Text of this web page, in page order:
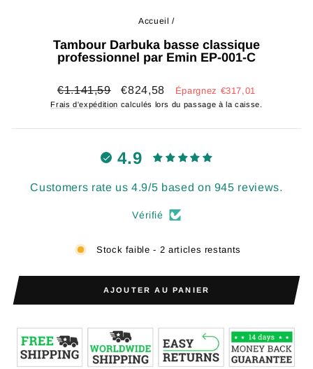
Accueil /
Tambour Darbuka basse classique
professionnel par Emin EP-001-C
Prix
régulier
€1.141,59
Prix
réduit
€824,58 Épargnez €317,01
Frais d'expédition calculés lors du passage à la caisse.
4.9
Customers rate us 4.9/5 based on 945 reviews.
Vérifié
Stock faible - 2 articles restants
AJOUTER AU PANIER